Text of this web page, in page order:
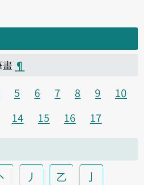
¶
5 6 7 8 9
10
14 15 16 17
丿 乙 亅